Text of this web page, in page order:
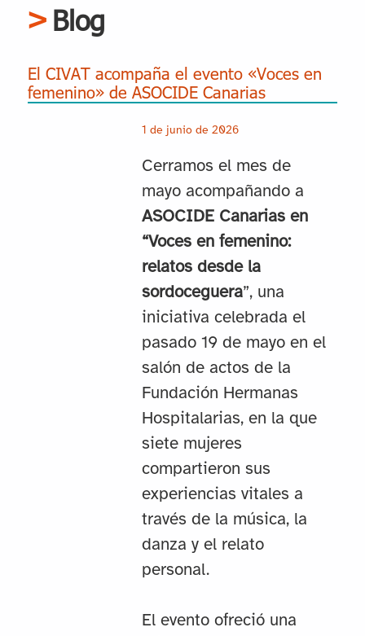
Blog
El CIVAT acompaña el evento «Voces en
femenino» de ASOCIDE Canarias
1 de junio de 2026
Cerramos el mes de
mayo acompañando a
ASOCIDE Canarias en
“Voces en femenino:
relatos desde la
sordoceguera”, una
iniciativa celebrada el
pasado 19 de mayo en el
salón de actos de la
Fundación Hermanas
Hospitalarias, en la que
siete mujeres
compartieron sus
experiencias vitales a
través de la música, la
danza y el relato
personal.
El evento ofreció una